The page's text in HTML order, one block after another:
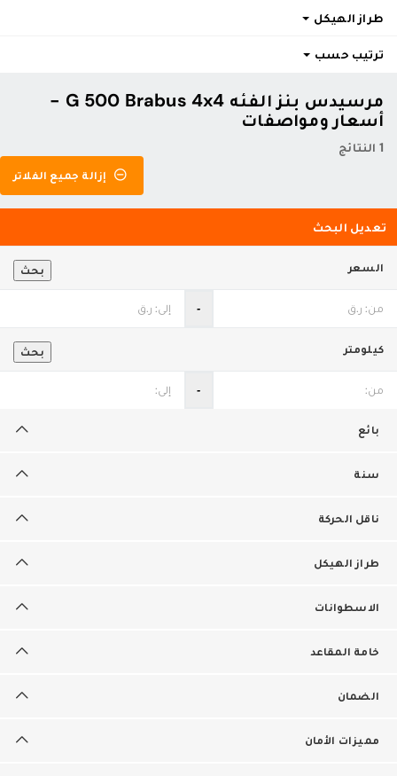
طراز الهيكل
ترتيب حسب
مرسيدس بنز الفئه G 500 Brabus 4x4 -
أسعار ومواصفات
1 النتائج
إزالة جميع الفلاتر
تعديل البحث
بحث السعر
‐
بحث كيلومتر
‐
بائع
سنة
ناقل الحركة
طراز الهيكل
الاسطوانات
خامة المقاعد
الضمان
مميزات الأمان